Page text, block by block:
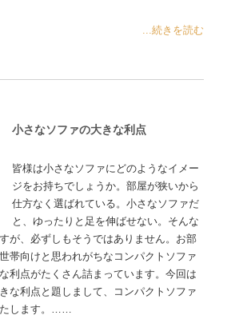
...続きを読む
小さなソファの大きな利点
皆様は小さなソファにどのようなイメー
ジをお持ちでしょうか。部屋が狭いから
仕方なく選ばれている。小さなソファだ
と、ゆったりと足を伸ばせない。そんな
が、必ずしもそうではありません。お部
帯向けと思われがちなコンパクトソファ
利点がたくさん詰まっています。今回は
な利点と題しまして、コンパクトソファ
します。……